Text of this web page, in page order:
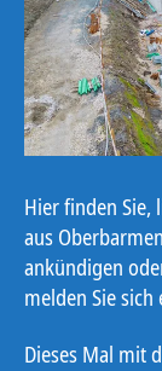
Hier finden Sie,
aus
ankündigen
melden Sie sich
Dieses Mal mit